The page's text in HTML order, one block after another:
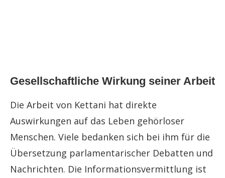
Gesellschaftliche Wirkung seiner Arbeit
Die Arbeit von Kettani hat direkte
Auswirkungen auf das Leben gehörloser
Menschen. Viele bedanken sich bei ihm für die
Übersetzung parlamentarischer Debatten und
Nachrichten. Die Informationsvermittlung ist